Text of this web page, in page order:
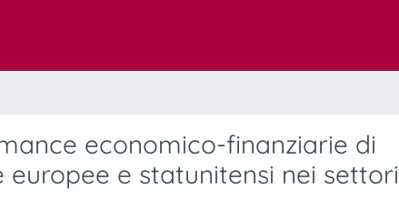
economico-finanziarie di
e statunitensi nei settori